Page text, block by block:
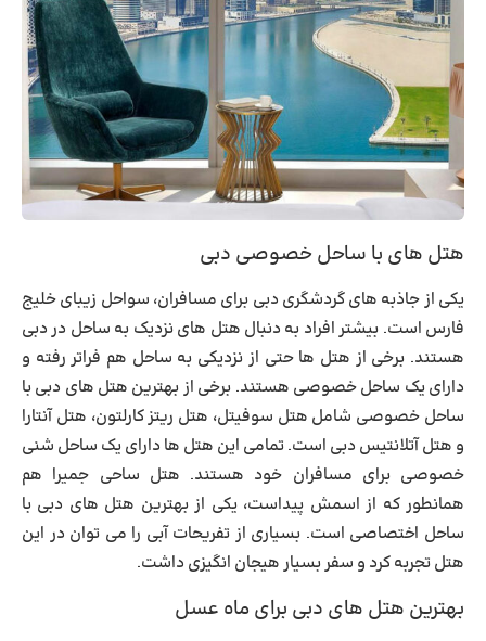
هتل های با ساحل خصوصی دبی
یکی از جاذبه های گردشگری دبی برای مسافران، سواحل زیبای خلیج
فارس است. بیشتر افراد به دنبال هتل های نزدیک به ساحل در دبی
هستند. برخی از هتل ها حتی از نزدیکی به ساحل هم فراتر رفته و
دارای یک ساحل خصوصی هستند. برخی ازبهترین هتل های دبیبا
ساحل خصوصی شامل هتل سوفیتل، هتل ریتز کارلتون، هتل آنتارا
و هتل آتلانتیس دبی است. تمامی این هتل ها دارای یک ساحل شنی
خصوصی برای مسافران خود هستند. هتل ساحی جمیرا هم
همانطور که از اسمش پیداست، یکی از بهترین هتل های دبی با
ساحل اختصاصی است. بسیاری از تفریحات آبی را می توان در این
هتل تجربه کرد و سفر بسیار هیجان انگیزی داشت.
بهترین هتل های دبی برای ماه عسل